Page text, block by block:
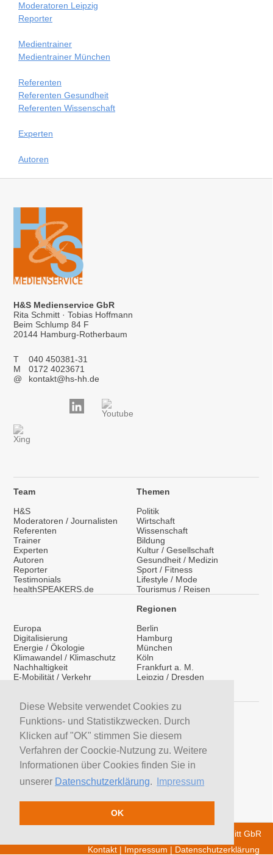
Diese Website verwendet Cookies zu
Funktions- und Statistikzwecken. Durch
Klicken auf "OK" stimmen Sie diesem
Verfahren der Coockie-Nutzung zu. Weitere
Informationen über Cookies finden Sie in
unserer Datenschutzerklärung. Impressum
OK
Moderatoren Leipzig
Reporter
Medientrainer
Medientrainer München
Referenten
Referenten Gesundheit
Referenten Wissenschaft
Experten
Autoren
H&S Medienservice GbR
Rita Schmitt · Tobias Hoffmann
Beim Schlump 84 F
20144 Hamburg-Rotherbaum
T
040 450381-31
M
0172 4023671
@
kontakt@hs-hh.de
Team
H&S
Moderatoren / Journalisten
Referenten
Trainer
Experten
Autoren
Reporter
Testimonials
healthSPEAKERS.de
Themen
Politik
Wirtschaft
Wissenschaft
Bildung
Kultur / Gesellschaft
Gesundheit / Medizin
Sport / Fitness
Lifestyle / Mode
Tourismus / Reisen
Europa
Digitalisierung
Energie / Ökologie
Klimawandel / Klimaschutz
Nachhaltigkeit
E-Mobilität / Verkehr
Vorträge / Keynotes
Regionen
Berlin
Hamburg
München
Köln
Frankfurt a. M.
Leipzig / Dresden
Service
LinkedIn
YouTube Moderatoren
YouTube Referenten
H&S News
Moderatoren suchen
Trainer suchen
© 2026 H&S Medienservice - Tobias Hoffmann Rita Schmitt GbR
Kontakt | Impressum | Datenschutzerklärung